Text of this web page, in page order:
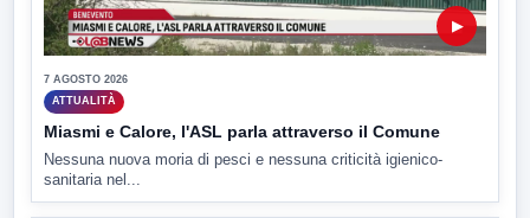
▶
7 AGOSTO 2026
ATTUALITÀ
Miasmi e Calore, l'ASL parla attraverso il Comune
Nessuna nuova moria di pesci e nessuna criticità igienico-
sanitaria nel...